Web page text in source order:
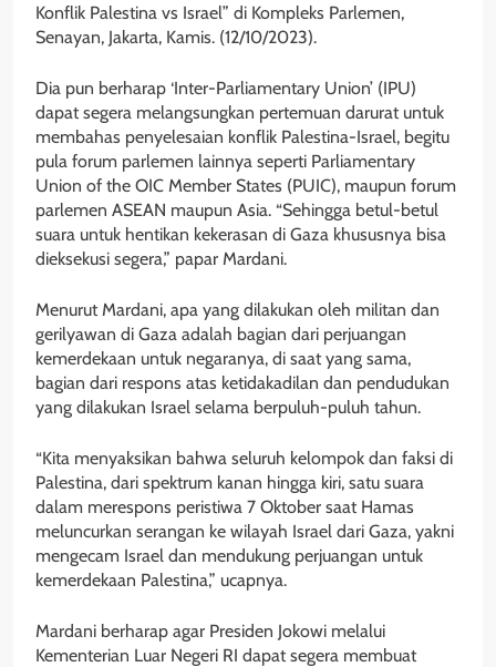
Konflik Palestina vs Israel” di Kompleks Parlemen,
Senayan, Jakarta, Kamis. (12/10/2023).
Dia pun berharap ‘Inter-Parliamentary Union’ (IPU)
dapat segera melangsungkan pertemuan darurat untuk
membahas penyelesaian konflik Palestina-Israel, begitu
pula forum parlemen lainnya seperti Parliamentary
Union of the OIC Member States (PUIC), maupun forum
parlemen ASEAN maupun Asia. “Sehingga betul-betul
suara untuk hentikan kekerasan di Gaza khususnya bisa
dieksekusi segera,” papar Mardani.
Menurut Mardani, apa yang dilakukan oleh militan dan
gerilyawan di Gaza adalah bagian dari perjuangan
kemerdekaan untuk negaranya, di saat yang sama,
bagian dari respons atas ketidakadilan dan pendudukan
yang dilakukan Israel selama berpuluh-puluh tahun.
“Kita menyaksikan bahwa seluruh kelompok dan faksi di
Palestina, dari spektrum kanan hingga kiri, satu suara
dalam merespons peristiwa 7 Oktober saat Hamas
meluncurkan serangan ke wilayah Israel dari Gaza, yakni
mengecam Israel dan mendukung perjuangan untuk
kemerdekaan Palestina,” ucapnya.
Mardani berharap agar Presiden Jokowi melalui
Kementerian Luar Negeri RI dapat segera membuat